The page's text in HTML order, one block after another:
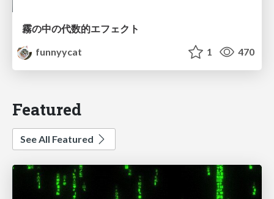
霧の中の代数的エフェクト
funnyycat
1 470
Featured
See All Featured